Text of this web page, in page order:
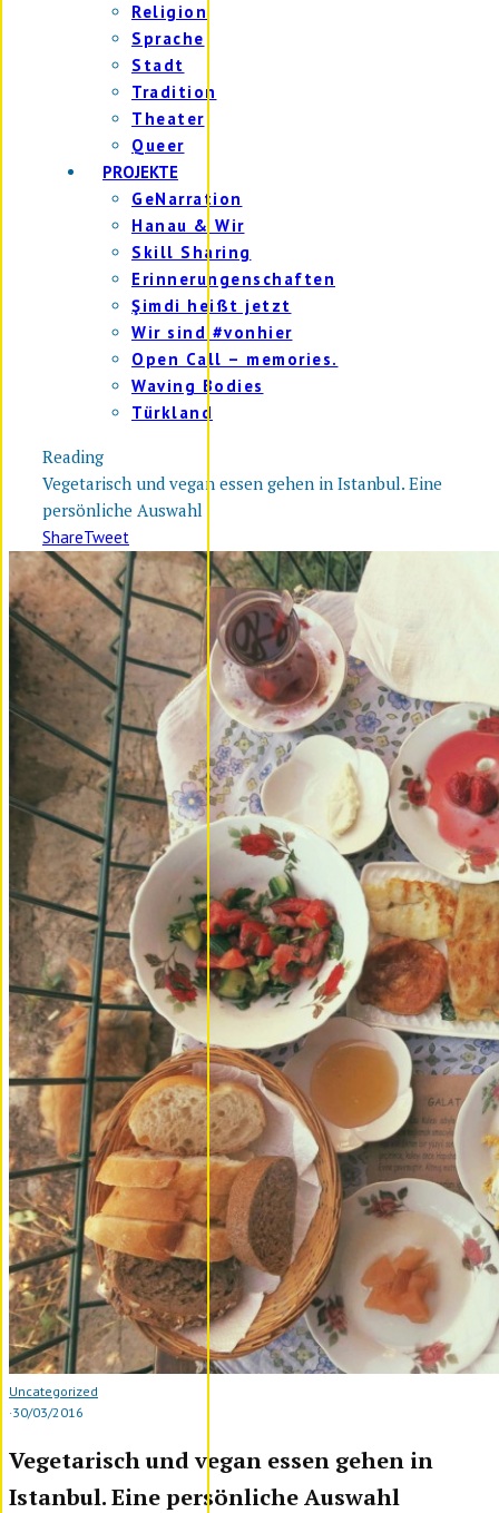
Religion
Sprache
Stadt
Tradition
Theater
Queer
PROJEKTE
GeNarration
Hanau & Wir
Skill Sharing
Erinnerungenschaften
Şimdi heißt jetzt
Wir sind #vonhier
Open Call – memories.
Waving Bodies
Türkland
Reading
Vegetarisch und vegan essen gehen in Istanbul. Eine
persönliche Auswahl
ShareTweet
Uncategorized
·30/03/2016
Vegetarisch und vegan essen gehen in
Istanbul. Eine persönliche Auswahl